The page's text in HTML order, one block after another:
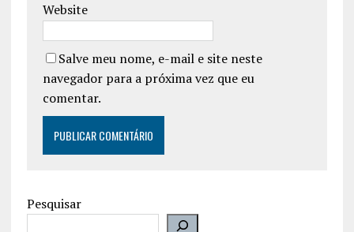
Website
Salve meu nome, e-mail e site neste
navegador para a próxima vez que eu
comentar.
Pesquisar